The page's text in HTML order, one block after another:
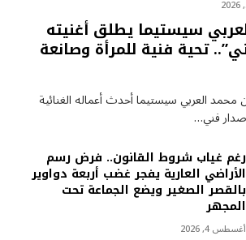
سيستيما يطلق أغنيته
تحية فنية للمرأة وصانعة
العربي سيستيما أحدث أعماله الغنائية
فني…
رغم غياب شروط القانون.. فرض رسم
الأراضي العارية يفجر غضب أربعة دواوير
بالقصر الصغير ويضع الجماعة تحت
المجهر
أغسطس 4, 2026